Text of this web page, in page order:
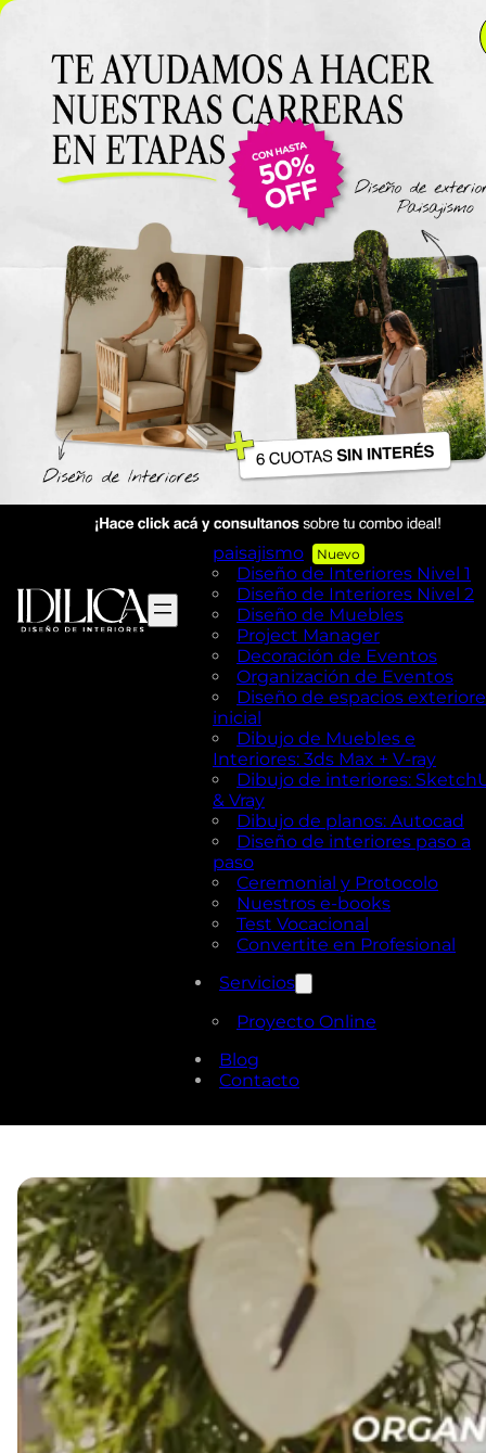
el curso acá!
Viajes
The New York Design
Carreras / Diplomaturas
Carrera de Diseño de
Exteriores y Paisajismo
Carrera en Diseño de
UTN
Carrera en Interiorismo UTN
Carrera de Organización y
Decoración de Eventos UTN
Cursos
exteriores y Paisajismo
Diseño de exteriores y
paisajismo
Diseño de Interiores Nivel 1
Diseño de Interiores Nivel 2
Diseño de Muebles
Project Manager
Decoración de Eventos
Organización de Eventos
Diseño de espacios
inicial
Dibujo de Muebles e
Interiores: 3ds Max + V-ray
Dibujo de interiores:
& Vray
Dibujo de planos: Autocad
Diseño de interiores paso a
paso
Ceremonial y Protocolo
Nuestros e-books
Test Vocacional
Convertite en Profesional
Servicios
Proyecto Online
Blog
Contacto